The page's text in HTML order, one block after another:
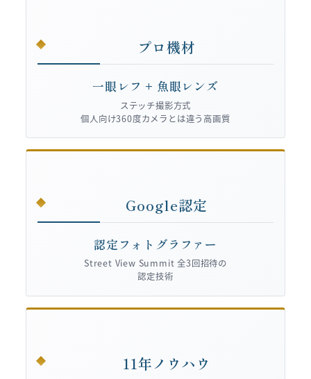
プロ機材
一眼レフ + 魚眼レンズ
ステッチ撮影方式
個人向け360度カメラとは違う高画質
Google認定
認定フォトグラファー
Street View Summit 全3回招待の
認定技術
11年ノウハウ